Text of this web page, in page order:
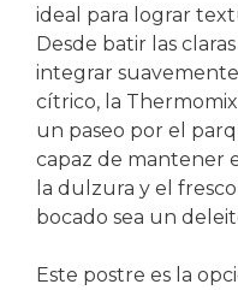
ideal para lograr
Desde batir las
integrar
cítrico, la
un paseo por el
capaz de mantener
la dulzura y el
bocado sea un
Este postre es la